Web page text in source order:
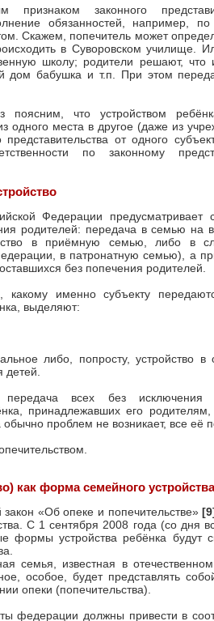
законного
обязанностей, например,
Скажем, попечитель может
в Суворовском училище.
школу; родители решают, что
дом бабушка и т.п. При этом
поясним, что устройством
одного места в другое (даже из
представительства от одного
по законному
Федерации предусматривает
родителей: передача в семью на
в приёмную семью, либо в
в патронатную семью), а
без попечения родителей.
какому именно субъекту
выделяют:
либо, попросту, устройство
детей.
всех без исключения
принадлежавших его
проблем не возникает, все её
как форма семейного устройства
«Об опеке и попечительстве»
С 1 сентября 2008 года (со дня
формы устройства ребёнка будут
семья, известная в
особое, будет представлять
опеки (попечительства).
федерации должны привести в